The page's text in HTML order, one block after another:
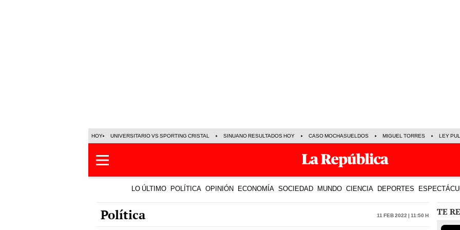
HOY UNIVERSITARIO VS SPORTING CRISTAL SINUANO RESULTADOS HOY CASO MOCHASUELDOS MIGUEL TORRES LEY
LO ÚLTIMO POLÍTICA OPINIÓN ECONOMÍA SOCIEDAD MUNDO CIENCIA DEPORTES
Política 11 Feb 2022 | 11:50 h TE